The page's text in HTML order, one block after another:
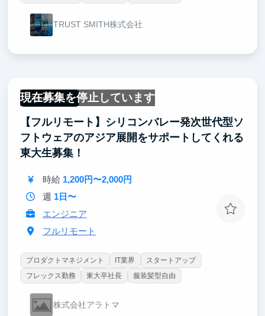
TRUST SMITH株式会社
現在募集を停止しています
フルリモート
【フルリモート】シリコンバレー発次世代型ソ
フトウェアのアジア展開をサポートしてくれる
東大生募集！
時給 1,200円〜2,000円
週 1日〜
エンジニア
フルリモート
プロダクトマネジメント IT業界
スタートアップ
フレックス勤務
東大卒社長 服装髪型自由
株式会社アラトマ